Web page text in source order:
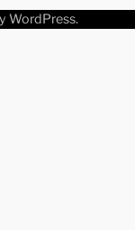
WordPress.